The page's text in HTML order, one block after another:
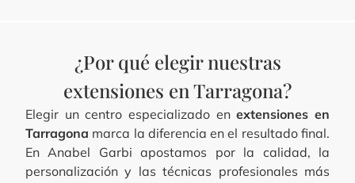
¿Por qué elegir nuestras
extensiones en Tarragona?
Elegir un centro especializado enextensiones en
Tarragona marca la diferencia en el resultado final.
En Anabel Garbi apostamos por la calidad, la
personalización y las técnicas profesionales más